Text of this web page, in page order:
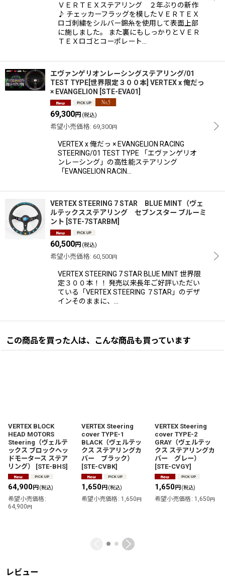
ＶＥＲＴＥＸステアリング ２年ぶりの新作
♪ チェッカーフラッグを模したＶＥＲＴＥＸ
ロゴ刺繍をシルバー錦糸を使用して表面上部
に施しました。 また裏にもしっかりとＶＥＲ
ＴＥＸロゴとコーポレート…
エヴァンゲリオンレーシングステアリング/01
TEST TYPE[世界限定３００本] VERTEX x 俺だっ
× EVANGELION
STE-EVA01
69,300円 (税込)
希望小売価格: 69,300円
VERTEX x 俺だっ × EVANGELION RACING
STEERING/01 TEST TYPE 「エヴァンゲリオ
ンレーシング」の高性能ステアリング
「EVANGELION RACIN…
VERTEX STEERING 7 STAR BLUE MINT（ヴェ
ルテックスステアリング セブンスター ブルーミ
ント STE-7STARBM
60,500円 (税込)
希望小売価格: 60,500円
VERTEX STEERING 7 STAR BLUE MINT 世界限
定３００本！！ 発売以来長年ご好評いただい
ている「VERTEX STEERING ７STAR」のデザ
インそのままに、…
この商品を買った人は、こんな商品も買っています
VERTEX BLOCK
HEAD MOTORS
Steering（ヴェルテ
ックス ブロックヘッ
ドモータース ステア
リング）
[STE-BHS]
64,900円(税込)
希望小売価格 :
64,900円
VERTEX Steering
cover TYPE-1
BLACK（ヴェルテッ
クス ステアリングカ
バー ブラック）
[STE-CVBK]
1,650円(税込)
希望小売価格 : 1,650円
VERTEX Steering
cover TYPE-2
GRAY（ヴェルテッ
クス ステアリングカ
バー グレー）
[STE-CVGY]
1,650円(税込)
希望小売価格 : 1,650円
レビュー